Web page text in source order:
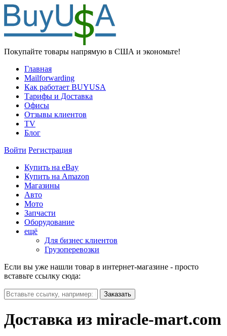
Покупайте товары напрямую в США и экономьте!
Главная
Mailforwarding
Как работает BUYUSA
Тарифы и Доставка
Офисы
Отзывы клиентов
TV
Блог
Войти Регистрация
Купить на eBay
Купить на Amazon
Магазины
Авто
Мото
Запчасти
Оборудование
ещё
Для бизнес клиентов
Грузоперевозки
Если вы уже нашли товар в интернет-магазине - просто
вставьте ссылку сюда:
Доставка из miracle-mart.com